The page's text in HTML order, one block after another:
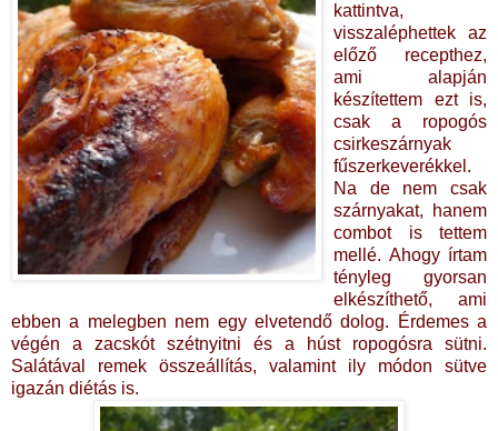
kattintva,
visszaléphettek az
előző recepthez,
ami alapján
készítettem ezt is,
csak a ropogós
csirkeszárnyak
fűszerkeverékkel.
Na de nem csak
szárnyakat, hanem
combot is tettem
mellé. Ahogy írtam
tényleg gyorsan
elkészíthető, ami
ebben a melegben nem egy elvetendő dolog. Érdemes a
végén a zacskót szétnyitni és a húst ropogósra sütni.
Salátával remek összeállítás, valamint ily módon sütve
igazán diétás is.